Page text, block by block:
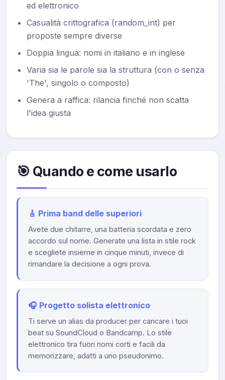
ed elettronico
Casualità crittografica (random_int) per
proposte sempre diverse
Doppia lingua: nomi in italiano e in inglese
Varia sia le parole sia la struttura (con o senza
'The', singolo o composto)
Genera a raffica: rilancia finché non scatta
l'idea giusta
🎯 Quando e come usarlo
🎸 Prima band delle superiori
Avete due chitarre, una batteria scordata e zero
accordo sul nome. Generate una lista in stile rock
e scegliete insieme in cinque minuti, invece di
rimandare la decisione a ogni prova.
🎧 Progetto solista elettronico
Ti serve un alias da producer per caricare i tuoi
beat su SoundCloud o Bandcamp. Lo stile
elettronico tira fuori nomi corti e facili da
memorizzare, adatti a uno pseudonimo.